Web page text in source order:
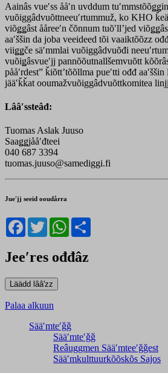
Aainâs vueʹss ååʹn uvddum
vuõiggâdvuõttneeuʹrtummuž, ko KHO
viõǥǥâst ååreeʹn čõnnum tuõʹllʼjed
aaʹššin da joba veeideed tõi vaaiktõõzz
viiǥǥče säʹmmlai vuõiggâdvuõđi
vuõiǥâsvueʹjj pannõõutnallšemvuõtt
pååʹrdest” ǩiõttʼtõõllma pueʹtti ođđ
jääʹǩǩat ooumažvuõiggâdvuõttkomitea
Lââʹssteâđ:
Tuomas Aslak Juuso
Saaǥǥjååʹđteei
040 687 3394
tuomas.juuso@samediggi.fi
Jueʹjj seeid ooudårra
Facebook
TwitterWhatsApp
Jeeʹres ođđâz
Palaa alkuun
Sääʹmteʹǧǧ
Sääʹmteʹǧǧ
Reâuggmen Sääʹmteeʹǧǧest
Sääʹmkulttuurkõõskõs Sajos